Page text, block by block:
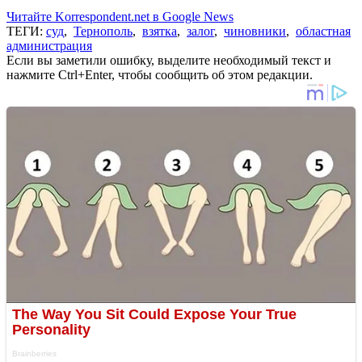
Читайте Korrespondent.net в Google News
ТЕГИ: суд, Тернополь, взятка, залог, чиновники, областная
администрация
Если вы заметили ошибку, выделите необходимый текст и
нажмите Ctrl+Enter, чтобы сообщить об этом редакции.